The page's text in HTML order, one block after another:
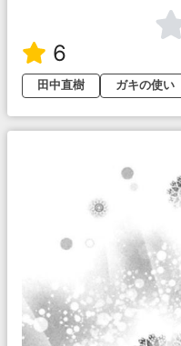
6
田中直樹
ガキの使い